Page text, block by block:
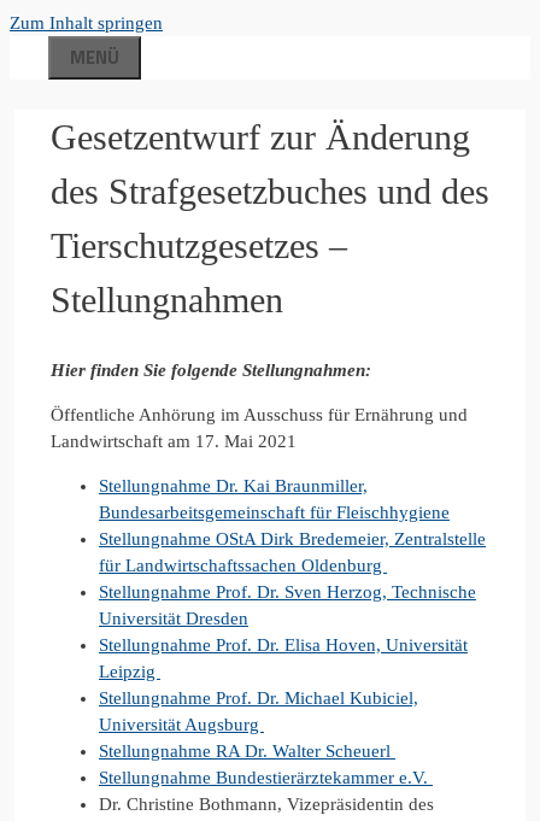
Zum Inhalt springen
MENÜ
Gesetzentwurf zur Änderung
des Strafgesetzbuches und des
Tierschutzgesetzes –
Stellungnahmen
Hier finden Sie folgende Stellungnahmen:
Öffentliche Anhörung im Ausschuss für Ernährung und
Landwirtschaft am 17. Mai 2021
Stellungnahme Dr. Kai Braunmiller,
Bundesarbeitsgemeinschaft für Fleischhygiene
Stellungnahme OStA Dirk Bredemeier, Zentralstelle
für Landwirtschaftssachen Oldenburg
Stellungnahme Prof. Dr. Sven Herzog, Technische
Universität Dresden
Stellungnahme Prof. Dr. Elisa Hoven, Universität
Leipzig
Stellungnahme Prof. Dr. Michael Kubiciel,
Universität Augsburg
Stellungnahme RA Dr. Walter Scheuerl
Stellungnahme Bundestierärztekammer e.V.
Dr. Christine Bothmann, Vizepräsidentin des